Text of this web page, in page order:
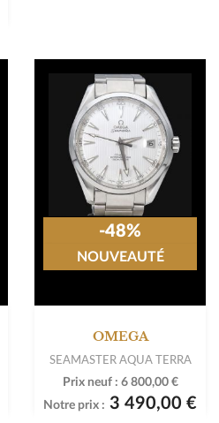
OMEGA
SEAMASTER AQUA TERRA
Prix neuf : 6 800,00 €
Notre prix : 3 490,00 €
-48%
NOUVEAUTÉ